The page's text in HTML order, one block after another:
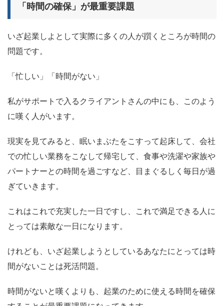
「時間の確保」が最重要課題
いざ起業しよとして実際に多くの人が躓くところが時間の
問題です。
「忙しい」「時間がない」
私がサポートで入るクライアントさんの中にも、このよう
に嘆く人がいます。
現実を見てみると、眠いまぶたをこすって起床して、会社
での忙しい業務をこなして帰宅して、食事や洗濯や家族や
パートナーとの時間を過ごすなど、目まぐるしく毎日が過
ぎていきます。
これはこれで充実した一日ですし、これで満足できる人に
とっては素敵な一日になります。
けれども、いざ起業しようとしているあなたにとっては時
間がないことは死活問題。
時間がないと嘆くよりも、起業のために使える時間を確保